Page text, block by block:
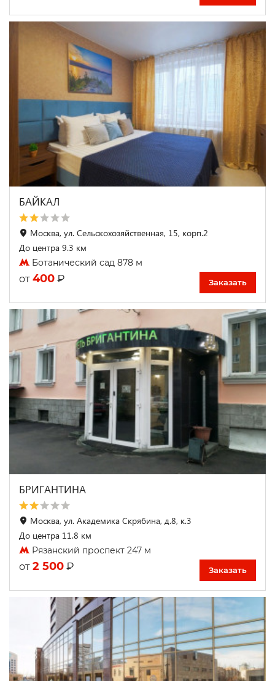
БАЙКАЛ
Москва, ул. Сельскохозяйственная, 15, корп.2
До центра 9.3 км
Ботанический сад 878 м
от 400 ₽ Заказать
БРИГАНТИНА
Москва, ул. Академика Скрябина, д.8, к.3
До центра 11.8 км
Рязанский проспект 247 м
от 2 500 ₽ Заказать